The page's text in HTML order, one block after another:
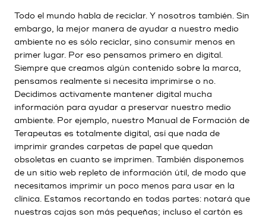
Todo el mundo habla de reciclar. Y nosotros también. Sin
embargo, la mejor manera de ayudar a nuestro medio
ambiente no es sólo reciclar, sino consumir menos en
primer lugar. Por eso pensamos primero en digital.
Siempre que creamos algún contenido sobre la marca,
pensamos realmente si necesita imprimirse o no.
Decidimos activamente mantener digital mucha
información para ayudar a preservar nuestro medio
ambiente. Por ejemplo, nuestro Manual de Formación de
Terapeutas es totalmente digital, así que nada de
imprimir grandes carpetas de papel que quedan
obsoletas en cuanto se imprimen. También disponemos
de un sitio web repleto de información útil, de modo que
necesitamos imprimir un poco menos para usar en la
clínica. Estamos recortando en todas partes: notará que
nuestras cajas son más pequeñas; incluso el cartón es